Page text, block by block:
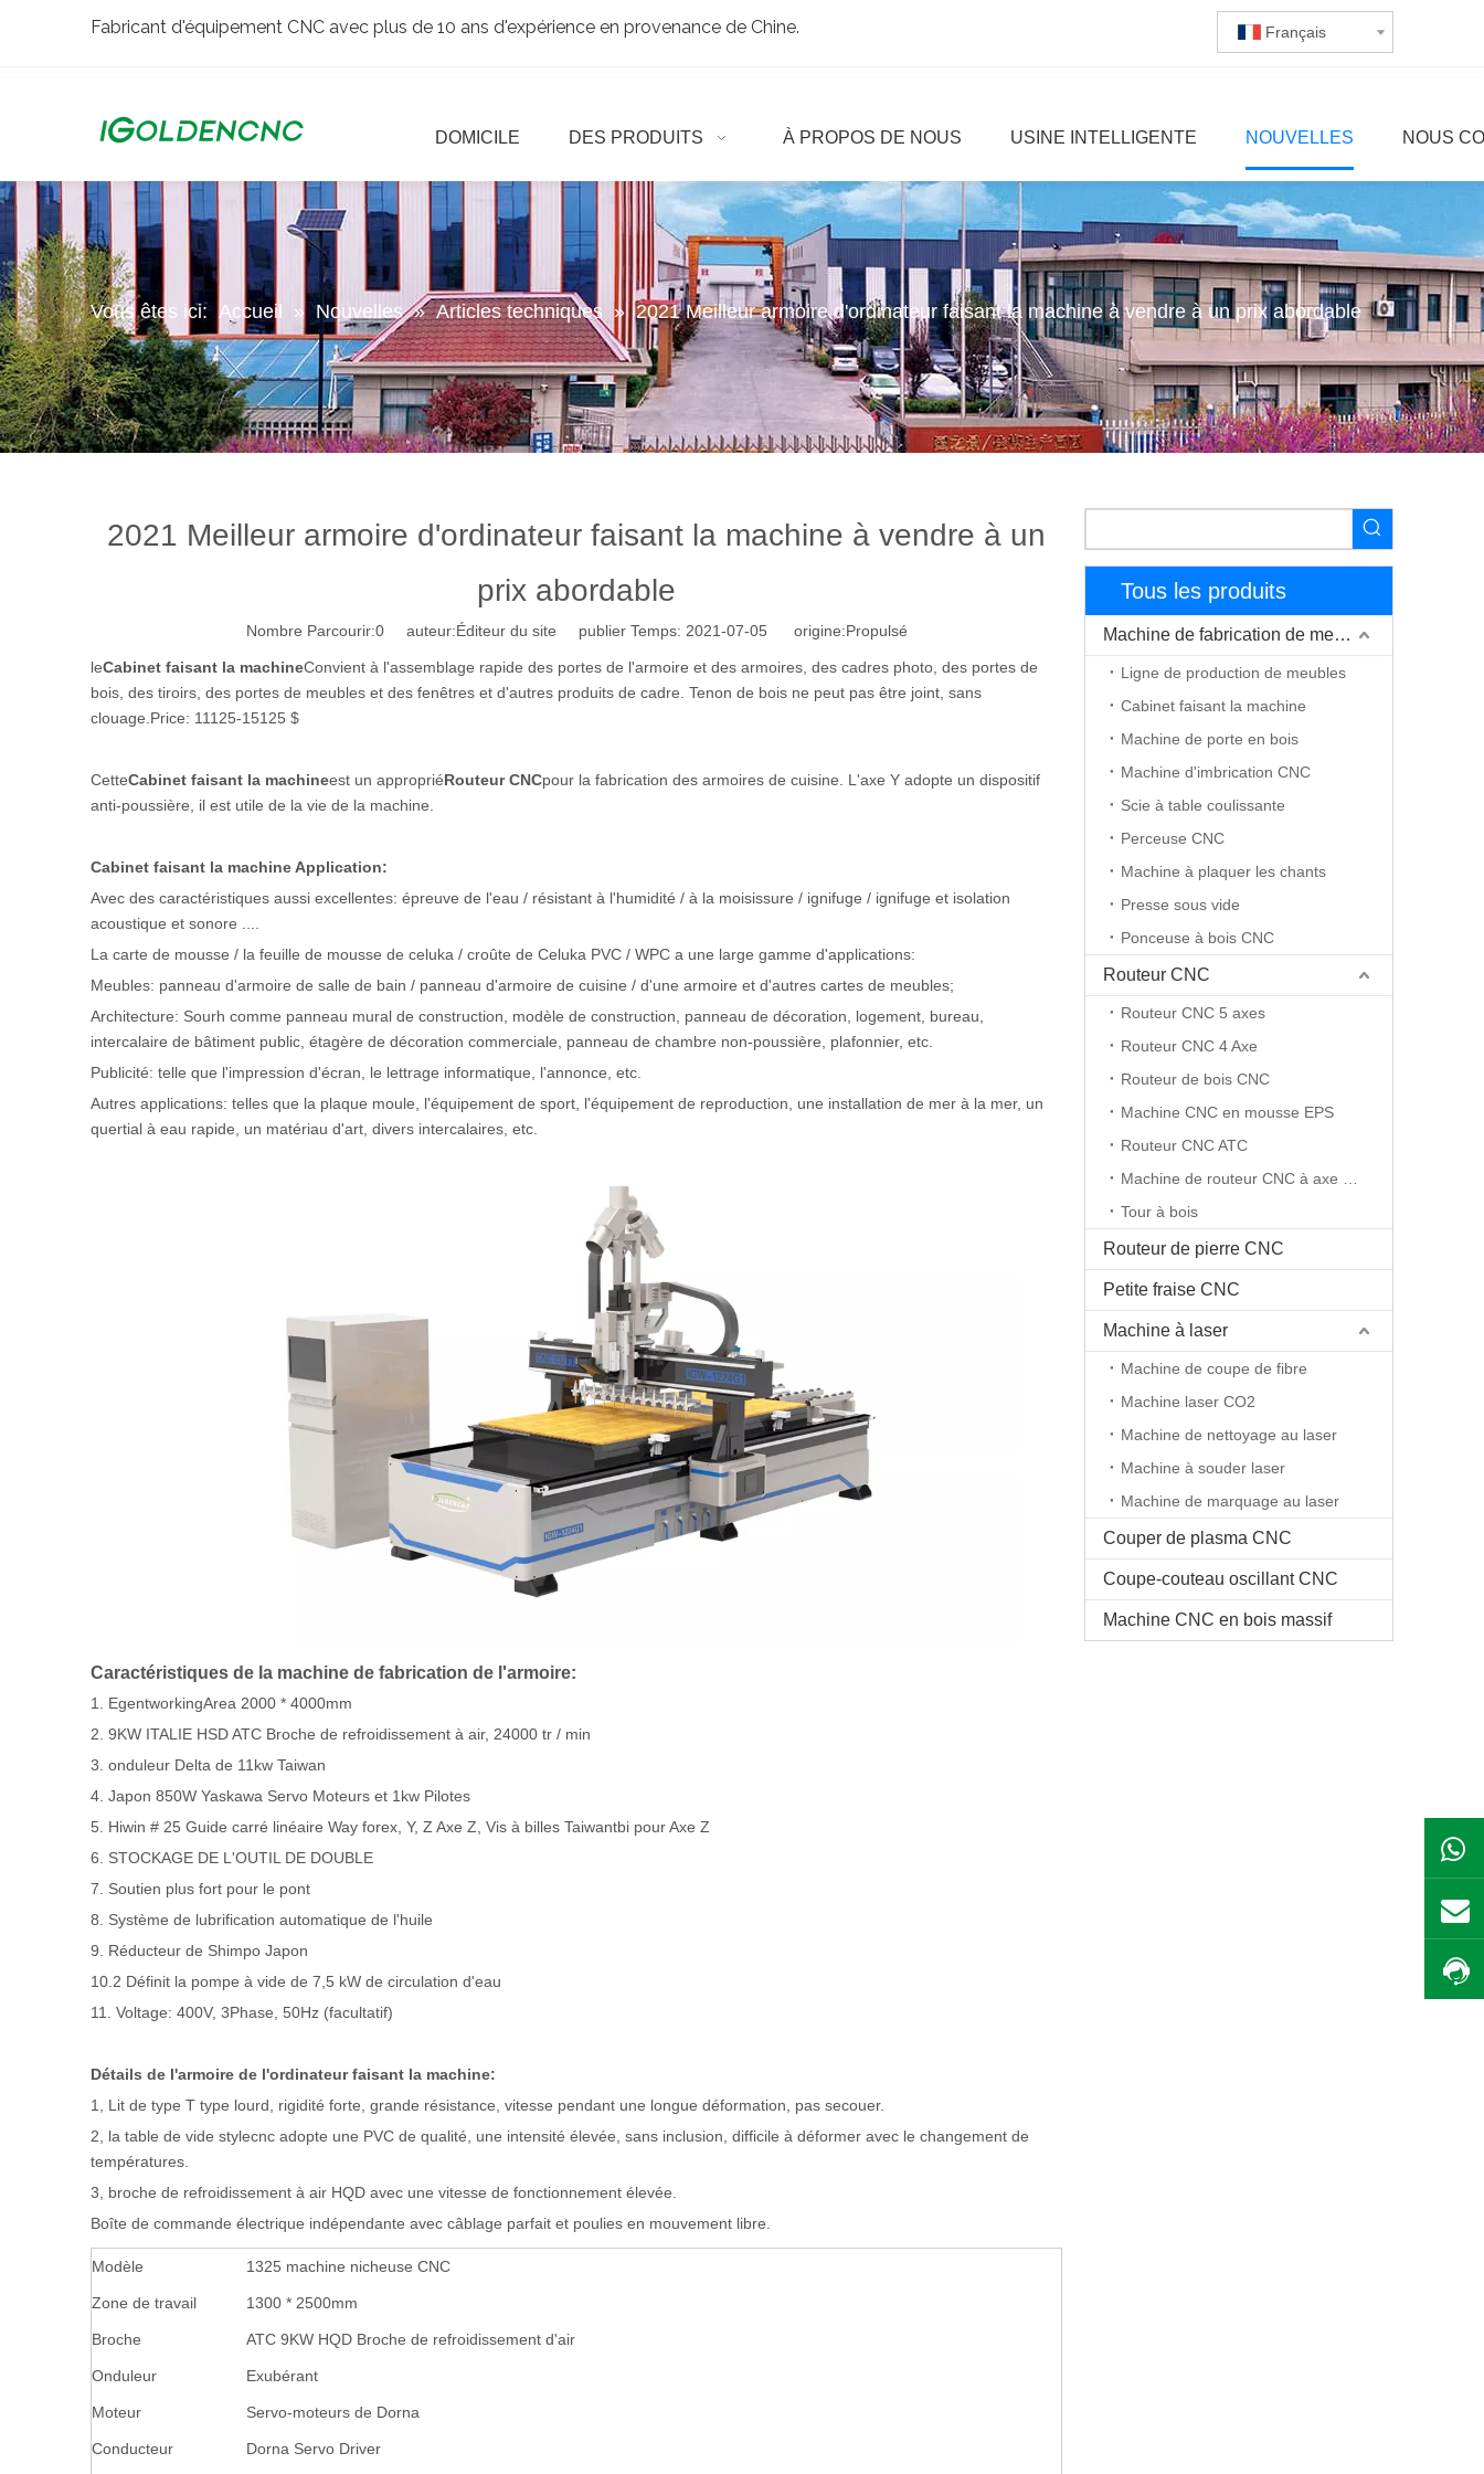
Fabricant d'équipement CNC avec plus de 10 ans d'expérience en provenance de Chine. Français
DOMICILE DES PRODUITS À PROPOS DE NOUS USINE INTELLIGENTE NOUVELLES NOUS
Vous êtes ici: Accueil » Nouvelles » Articles techniques » 2021 Meilleur armoire d'ordinateur faisant la machine à vendre à un prix abordable
2021 Meilleur armoire d'ordinateur faisant la machine à vendre à un
prix abordable
Nombre Parcourir:0auteur:Éditeur du site publier Temps: 2021-07-05 origine:Propulsé
leCabinet faisant la machineConvient à l'assemblage rapide des portes de l'armoire et des armoires, des cadres photo, des portes de
bois, des tiroirs, des portes de meubles et des fenêtres et d'autres produits de cadre. Tenon de bois ne peut pas être joint, sans
clouage.Price: 11125-15125 $
CetteCabinet faisant la machineest un appropriéRouteur CNCpour la fabrication des armoires de cuisine. L'axe Y adopte un dispositif
anti-poussière, il est utile de la vie de la machine.
Cabinet faisant la machine Application:
Avec des caractéristiques aussi excellentes: épreuve de l'eau / résistant à l'humidité / à la moisissure / ignifuge / ignifuge et isolation
acoustique et sonore ....
La carte de mousse / la feuille de mousse de celuka / croûte de Celuka PVC / WPC a une large gamme d'applications:
Meubles: panneau d'armoire de salle de bain / panneau d'armoire de cuisine / d'une armoire et d'autres cartes de meubles;
Architecture: Sourh comme panneau mural de construction, modèle de construction, panneau de décoration, logement, bureau,
intercalaire de bâtiment public, étagère de décoration commerciale, panneau de chambre non-poussière, plafonnier, etc.
Publicité: telle que l'impression d'écran, le lettrage informatique, l'annonce, etc.
Autres applications: telles que la plaque moule, l'équipement de sport, l'équipement de reproduction, une installation de mer à la mer, un
quertial à eau rapide, un matériau d'art, divers intercalaires, etc.
Caractéristiques de la machine de fabrication de l'armoire:
1. EgentworkingArea 2000 * 4000mm
2. 9KW ITALIE HSD ATC Broche de refroidissement à air, 24000 tr / min
3. onduleur Delta de 11kw Taiwan
4. Japon 850W Yaskawa Servo Moteurs et 1kw Pilotes
5. Hiwin # 25 Guide carré linéaire Way forex, Y, Z Axe Z, Vis à billes Taiwantbi pour Axe Z
6. STOCKAGE DE L'OUTIL DE DOUBLE
7. Soutien plus fort pour le pont
8. Système de lubrification automatique de l'huile
9. Réducteur de Shimpo Japon
10.2 Définit la pompe à vide de 7,5 kW de circulation d'eau
11. Voltage: 400V, 3Phase, 50Hz (facultatif)
Détails de l'armoire de l'ordinateur faisant la machine:
1, Lit de type T type lourd, rigidité forte, grande résistance, vitesse pendant une longue déformation, pas secouer.
2, la table de vide stylecnc adopte une PVC de qualité, une intensité élevée, sans inclusion, difficile à déformer avec le changement de
températures.
3, broche de refroidissement à air HQD avec une vitesse de fonctionnement élevée.
Boîte de commande électrique indépendante avec câblage parfait et poulies en mouvement libre.
Modèle 1325 machine nicheuse CNC
Zone de travail 1300 * 2500mm
Broche ATC 9KW HQD Broche de refroidissement d'air
Onduleur Exubérant
Moteur Servo-moteurs de Dorna
Conducteur Dorna Servo Driver
Tous les produits
Machine de fabrication de meubles
Ligne de production de meubles
Cabinet faisant la machine
Machine de porte en bois
Machine d'imbrication CNC
Scie à table coulissante
Perceuse CNC
Machine à plaquer les chants
Presse sous vide
Ponceuse à bois CNC
Routeur CNC
Routeur CNC 5 axes
Routeur CNC 4 Axe
Routeur de bois CNC
Machine CNC en mousse EPS
Routeur CNC ATC
Tour à bois
Routeur de pierre CNC
Petite fraise CNC
Machine à laser
Machine de coupe de fibre
Machine laser CO2
Machine de nettoyage au laser
Machine à souder laser
Machine de marquage au laser
Couper de plasma CNC
Coupe-couteau oscillant CNC
Machine CNC en bois massif